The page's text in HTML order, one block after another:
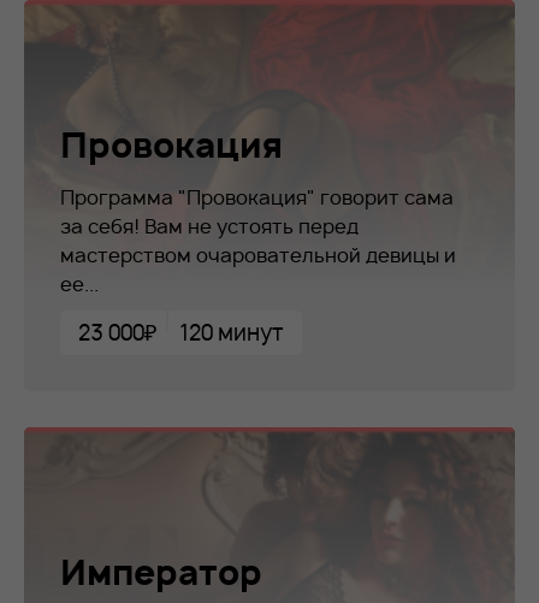
Провокация
Программа "Провокация" говорит сама
за себя! Вам не устоять перед
мастерством очаровательной девицы и
ее...
23 000₽ 120 минут
Император